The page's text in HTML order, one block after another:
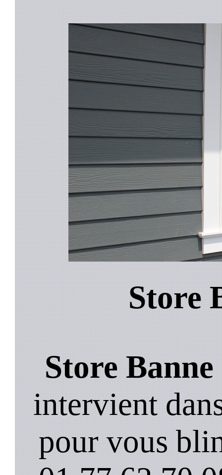
Store
Store Banne
intervient
pour vous